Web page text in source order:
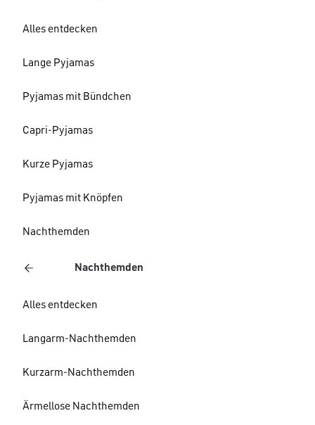
Alles entdecken
Lange Pyjamas
Pyjamas mit Bündchen
Capri-Pyjamas
Kurze Pyjamas
Pyjamas mit Knöpfen
Nachthemden
Nachthemden
Alles entdecken
Langarm-Nachthemden
Kurzarm-Nachthemden
Ärmellose Nachthemden